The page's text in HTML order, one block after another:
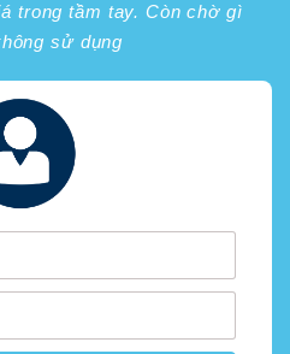
trong tầm tay. Còn chờ gì
sử dụng